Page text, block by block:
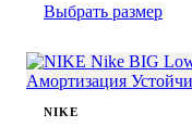
Выбрать размер
NIKE